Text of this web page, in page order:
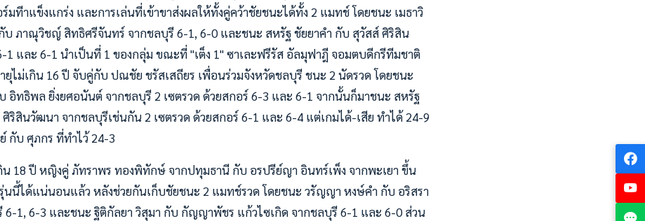
ทีาแข็งแกร่ง และการเล่นที่เข้าขาส่งผลให้ทั้งคู่คว้าชัยชนะได้ทั้ง 2 แมทช์ โดยชนะ เมธาวิ
ภาณุวิชญ์ สิทธิศรีจันทร์ จากชลบุรี 6-1, 6-0 และชนะ สหรัฐ ชัยยาคำ กับ สุวัสส์ ศิริสิน
1 และ 6-1 นำเป็นที่ 1 ของกลุ่ม ขณะที่ "เต็ง 1" ซาเละฟรีรัส อัลมุฟาฎี จอมตบดีกรีทีมชาติ
ยุไม่เกิน 16 ปี จับคู่กับ ปณชัย ชรัสเสถียร เพื่อนร่วมจังหวัดชลบุรี ชนะ 2 นัดรวด โดยชนะ
อิทธิพล ยิ่งยศอนันต์ จากชลบุรี 2 เซตรวด ด้วยสกอร์ 6-3 และ 6-1 จากนั้นก็มาชนะ สหรัฐ
ริสินวัฒนา จากชลบุรีเช่นกัน 2 เซตรวด ด้วยสกอร์ 6-1 และ 6-4 แต่เกมได้-เสีย ทำได้ 24-9
กับ ศุภกร ที่ทำไว้ 24-3
18 ปี หญิงคู่ ภัทราพร ทองพิทักษ์ จากปทุมธานี กับ อรปรีย์ญา อินทร์เพ็ง จากพะเยา ขึ้น
นี้ได้แน่นอนแล้ว หลังช่วยกันเก็บชัยชนะ 2 แมทช์รวด โดยชนะ วรัญญา หงษ์คำ กับ อริสรา
6-1, 6-3 และชนะ ฐิติกัลยา วิสุมา กับ กัญญาพัชร แก้วไซเกิด จากชลบุรี 6-1 และ 6-0 ส่วน